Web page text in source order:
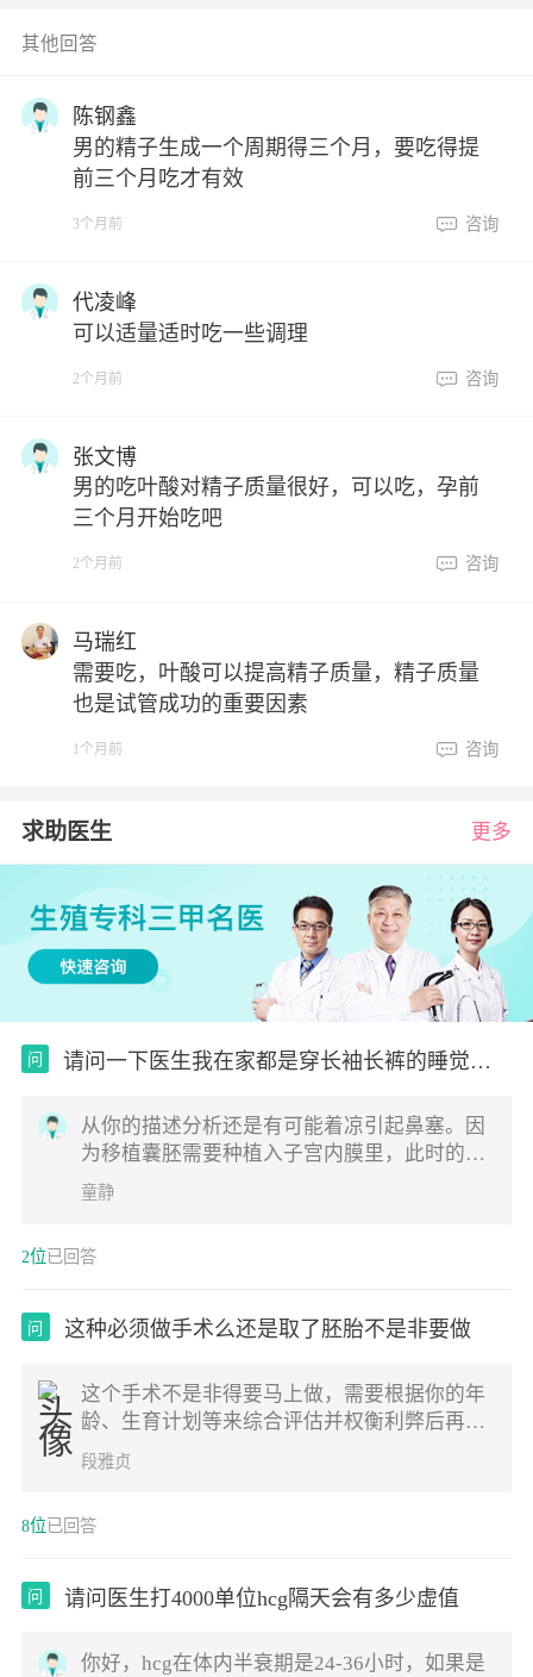
其他回答
陈钢鑫
男的精子生成一个周期得三个月，要吃得提
前三个月吃才有效
3个月前 咨询
代凌峰
可以适量适时吃一些调理
2个月前 咨询
张文博
男的吃叶酸对精子质量很好，可以吃，孕前
三个月开始吃吧
2个月前 咨询
马瑞红
需要吃，叶酸可以提高精子质量，精子质量
也是试管成功的重要因素
1个月前 咨询
求助医生 更多
问
请问一下医生我在家都是穿长袖长裤的睡觉我
从你的描述分析还是有可能着凉引起鼻塞。因
为移植囊胚需要种植入子宫内膜里，此时的机
体不需要免疫排斥功能太强，免疫功能减退才
容易让胚胎移植成功。居住环境不是自然环
下提问，多喝点水观察看看。建议最好不要开
童静
2位已回答
问 这种必须做手术么还是取了胚胎不是非要做
这个手术不是非得要马上做，需要根据你的年
龄、生育计划等来综合评估并权衡利弊后再决
定是否需要手术以及什么时候做。如果是做试
管通常为了避免输卵管积液及炎症因子逆流至
术，这个手术通常在移植前完成
段雅贞
8位已回答
问 请问医生打4000单位hcg隔天会有多少虚值
你好，hcg在体内半衰期是24-36小时，如果是